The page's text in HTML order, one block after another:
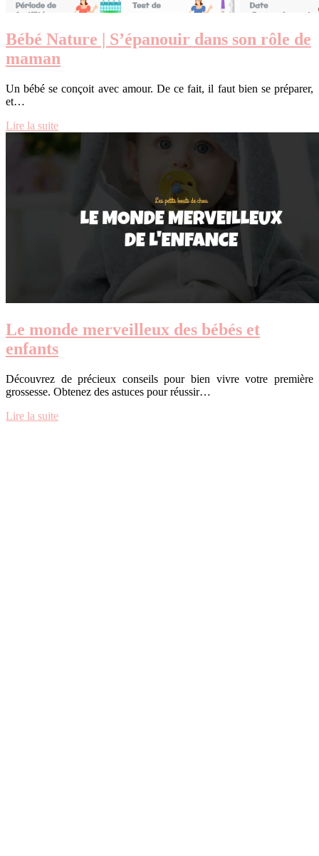
Bébé Nature | S’épanouir dans son rôle de
maman
Un bébé se conçoit avec amour. De ce fait, il faut bien se préparer,
et…
Lire la suite
Le monde merveilleux des bébés et
enfants
Découvrez de précieux conseils pour bien vivre votre première
grossesse. Obtenez des astuces pour réussir…
Lire la suite